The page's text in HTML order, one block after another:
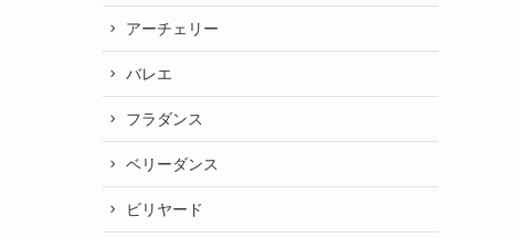
アーチェリー
バレエ
フラダンス
ベリーダンス
ビリヤード